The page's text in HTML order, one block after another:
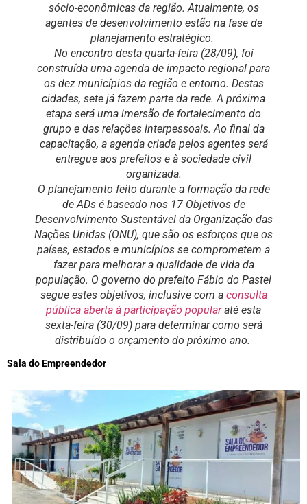
sócio-econômicas da região. Atualmente, os
agentes de desenvolvimento estão na fase de
planejamento estratégico.
No encontro desta quarta-feira (28/09), foi
construída uma agenda de impacto regional para
os dez municípios da região e entorno. Destas
cidades, sete já fazem parte da rede. A próxima
etapa será uma imersão de fortalecimento do
grupo e das relações interpessoais. Ao final da
capacitação, a agenda criada pelos agentes será
entregue aos prefeitos e à sociedade civil
organizada.
O planejamento feito durante a formação da rede
de ADs é baseado nos 17 Objetivos de
Desenvolvimento Sustentável da Organização das
Nações Unidas (ONU), que são os esforços que os
países, estados e municípios se comprometem a
fazer para melhorar a qualidade de vida da
população. O governo do prefeito Fábio do Pastel
segue estes objetivos, inclusive com a consulta
pública aberta à participação popularaté esta
sexta-feira (30/09) para determinar como será
distribuído o orçamento do próximo ano.
Sala do Empreendedor